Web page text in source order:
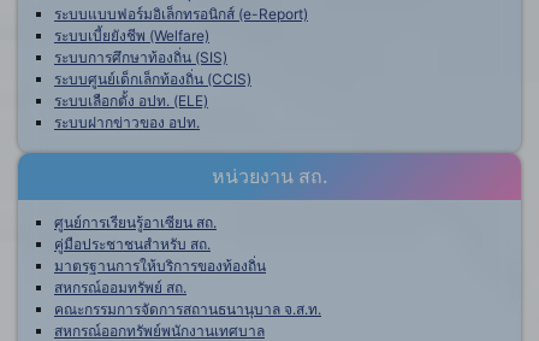
ระบบแบบฟอร์มอิเล็กทรอนิกส์ (e-Report)
ระบบเบี้ยยังชีพ (Welfare)
ระบบการศึกษาท้องถิ่น (SIS)
ระบบศูนย์เด็กเล็กท้องถิ่น (CCIS)
ระบบเลือกตั้ง อปท. (ELE)
ระบบฝากข่าวของ อปท.
หน่วยงาน สถ.
ศูนย์การเรียนรู้อาเซียน สถ.
คู่มือประชาชนสำหรับ สถ.
มาตรฐานการให้บริการของท้องถิ่น
สหกรณ์ออมทรัพย์ สถ.
คณะกรรมการจัดการสถานธนานุบาล จ.ส.ท.
สหกรณ์ออกทรัพย์พนักงานเทศบาล